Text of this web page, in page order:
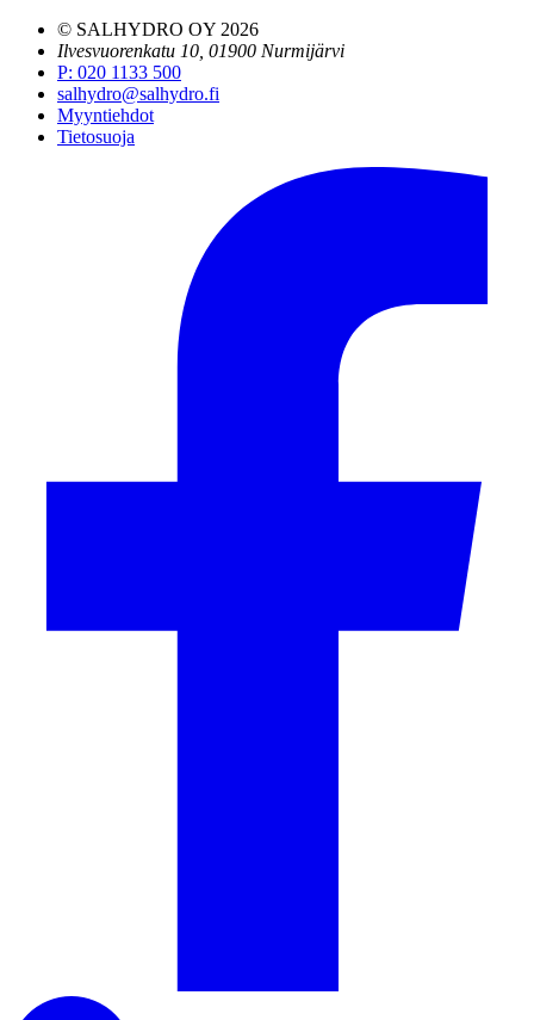
© SALHYDRO OY 2026
Ilvesvuorenkatu 10, 01900 Nurmijärvi
P: 020 1133 500
salhydro@salhydro.fi
Myyntiehdot
Tietosuoja